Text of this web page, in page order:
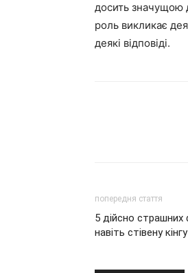
досить значущою
роль викликає
деякі відповіді.
попередня стаття
5 дійсно страшних
навіть стівену кінгу